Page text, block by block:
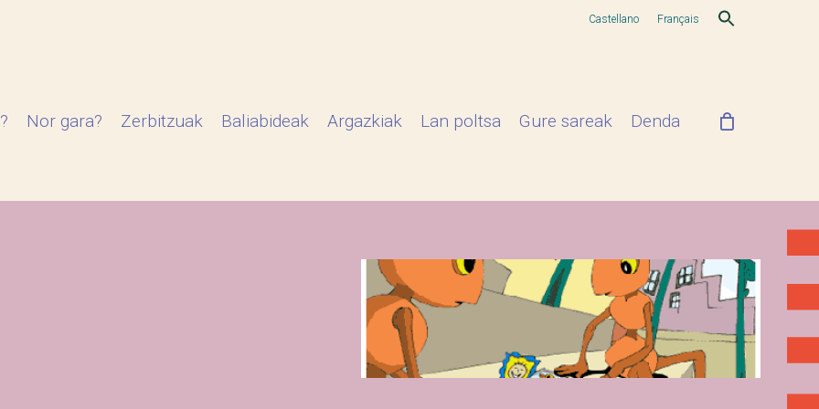
Castellano Français
Nor gara? Zerbitzuak Baliabideak Argazkiak Lan poltsa Gure sareak Denda